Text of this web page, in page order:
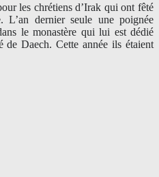
les chrétiens d’Irak qui ont fêté
L’an dernier seule une poignée
le monastère qui lui est dédié
Daech. Cette année ils étaient